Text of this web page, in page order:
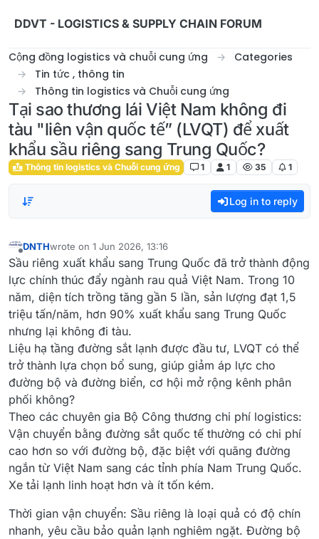
DDVT - LOGISTICS & SUPPLY CHAIN FORUM
Cộng đồng logistics và chuỗi cung ứng
Categories
Tin tức , thông tin
Thông tin logistics và Chuỗi cung ứng
Tại sao thương lái Việt Nam không đi
tàu "liên vận quốc tế” (LVQT) để xuất
khẩu sầu riêng sang Trung Quốc?
Thông tin logistics và Chuỗi cung ứng 1 1 35 1
Log in to reply
Offline
DNTHwrote on 1 Jun 2026, 13:16
last edited by
Sầu riêng xuất khẩu sang Trung Quốc đã trở thành động
lực chính thúc đẩy ngành rau quả Việt Nam. Trong 10
năm, diện tích trồng tăng gần 5 lần, sản lượng đạt 1,5
triệu tấn/năm, hơn 90% xuất khẩu sang Trung Quốc
nhưng lại không đi tàu.
Liệu hạ tầng đường sắt lạnh được đầu tư, LVQT có thể
trở thành lựa chọn bổ sung, giúp giảm áp lực cho
đường bộ và đường biển, cơ hội mở rộng kênh phân
phối không?
Theo các chuyên gia Bộ Công thương chi phí logistics:
Vận chuyển bằng đường sắt quốc tế thường có chi phí
cao hơn so với đường bộ, đặc biệt với quãng đường
ngắn từ Việt Nam sang các tỉnh phía Nam Trung Quốc.
Xe tải lạnh linh hoạt hơn và ít tốn kém.
Thời gian vận chuyển: Sầu riêng là loại quả có độ chín
nhanh, yêu cầu bảo quản lạnh nghiêm ngặt. Đường bộ